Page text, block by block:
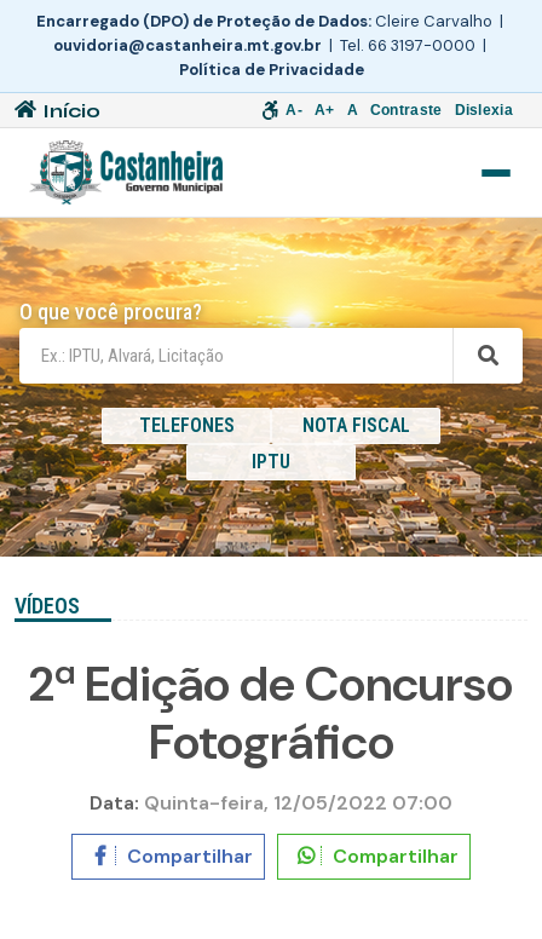
Encarregado (DPO) de Proteção de Dados:Cleire Carvalho |
ouvidoria@castanheira.mt.gov.br | Tel. 66 3197-0000 |
Política de Privacidade
Início A- A+ A Contraste Dislexia
O que você procura?
TELEFONES
NOTA FISCAL
IPTU
VÍDEOS
2ª Edição de Concurso
Fotográfico
Data: Quinta-feira, 12/05/2022 07:00
Compartilhar Compartilhar